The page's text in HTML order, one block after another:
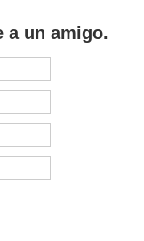
a un amigo.